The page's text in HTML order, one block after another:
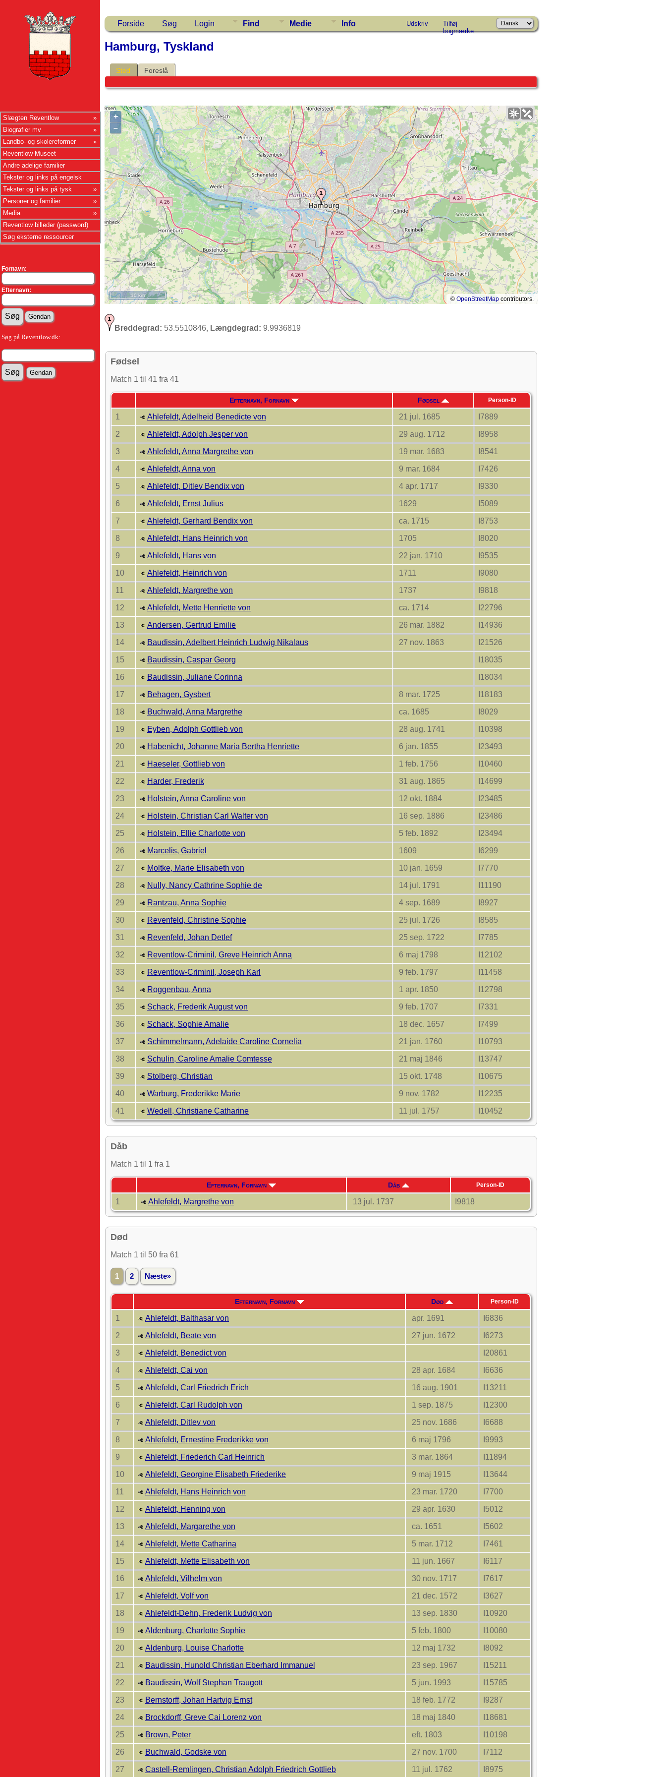
Slægten Reventlow
Biografier mv
Landbo- og skolereformer
Reventlow-Museet
Andre adelige familier
Tekster og links på engelsk
Tekster og links på tysk
Personer og familier
Media
Reventlow billeder (password)
Søg eksterne ressourcer
Fornavn:
Efternavn:
Søg på Reventlow.dk:
Forside Søg Login Find Medie Info Udskriv
Tilføj
bogmærke
Hamburg, Tyskland
Sted Foreslå
+
–
© OpenStreetMapcontributors.
10 km
Breddegrad: 53.5510846, Længdegrad: 9.9936819
Fødsel
Match 1 til 41 fra 41
Efternavn, Fornavn Fødsel Person-ID
1 Ahlefeldt, Adelheid Benedicte von 21 jul. 1685 I7889
2 Ahlefeldt, Adolph Jesper von 29 aug. 1712 I8958
3 Ahlefeldt, Anna Margrethe von 19 mar. 1683 I8541
4 Ahlefeldt, Anna von 9 mar. 1684 I7426
5 Ahlefeldt, Ditlev Bendix von 4 apr. 1717 I9330
6 Ahlefeldt, Ernst Julius 1629 I5089
7 Ahlefeldt, Gerhard Bendix von ca. 1715 I8753
8 Ahlefeldt, Hans Heinrich von 1705 I8020
9 Ahlefeldt, Hans von 22 jan. 1710 I9535
10 Ahlefeldt, Heinrich von 1711 I9080
11 Ahlefeldt, Margrethe von 1737 I9818
12 Ahlefeldt, Mette Henriette von ca. 1714 I22796
13 Andersen, Gertrud Emilie 26 mar. 1882 I14936
14 Baudissin, Adelbert Heinrich Ludwig Nikalaus 27 nov. 1863 I21526
15 Baudissin, Caspar Georg I18035
16 Baudissin, Juliane Corinna I18034
17 Behagen, Gysbert 8 mar. 1725 I18183
18 Buchwald, Anna Margrethe ca. 1685 I8029
19 Eyben, Adolph Gottlieb von 28 aug. 1741 I10398
20 Habenicht, Johanne Maria Bertha Henriette 6 jan. 1855 I23493
21 Haeseler, Gottlieb von 1 feb. 1756 I10460
22 Harder, Frederik 31 aug. 1865 I14699
23 Holstein, Anna Caroline von 12 okt. 1884 I23485
24 Holstein, Christian Carl Walter von 16 sep. 1886 I23486
25 Holstein, Ellie Charlotte von 5 feb. 1892 I23494
26 Marcelis, Gabriel 1609 I6299
27 Moltke, Marie Elisabeth von 10 jan. 1659 I7770
28 Nully, Nancy Cathrine Sophie de 14 jul. 1791 I11190
29 Rantzau, Anna Sophie 4 sep. 1689 I8927
30 Revenfeld, Christine Sophie 25 jul. 1726 I8585
31 Revenfeld, Johan Detlef 25 sep. 1722 I7785
32 Reventlow-Criminil, Greve Heinrich Anna 6 maj 1798 I12102
33 Reventlow-Criminil, Joseph Karl 9 feb. 1797 I11458
34 Roggenbau, Anna 1 apr. 1850 I12798
35 Schack, Frederik August von 9 feb. 1707 I7331
36 Schack, Sophie Amalie 18 dec. 1657 I7499
37 Schimmelmann, Adelaide Caroline Cornelia 21 jan. 1760 I10793
38 Schulin, Caroline Amalie Comtesse 21 maj 1846 I13747
39 Stolberg, Christian 15 okt. 1748 I10675
40 Warburg, Frederikke Marie 9 nov. 1782 I12235
41 Wedell, Christiane Catharine 11 jul. 1757 I10452
Dåb
Match 1 til 1 fra 1
Efternavn, Fornavn Dåb Person-ID
1 Ahlefeldt, Margrethe von 13 jul. 1737 I9818
Død
Match 1 til 50 fra 61
1 2 Næste»
Efternavn, Fornavn Død Person-ID
1 Ahlefeldt, Balthasar von apr. 1691 I6836
2 Ahlefeldt, Beate von 27 jun. 1672 I6273
3 Ahlefeldt, Benedict von I20861
4 Ahlefeldt, Cai von 28 apr. 1684 I6636
5 Ahlefeldt, Carl Friedrich Erich 16 aug. 1901 I13211
6 Ahlefeldt, Carl Rudolph von 1 sep. 1875 I12300
7 Ahlefeldt, Ditlev von 25 nov. 1686 I6688
8 Ahlefeldt, Ernestine Frederikke von 6 maj 1796 I9993
9 Ahlefeldt, Friederich Carl Heinrich 3 mar. 1864 I11894
10 Ahlefeldt, Georgine Elisabeth Friederike 9 maj 1915 I13644
11 Ahlefeldt, Hans Heinrich von 23 mar. 1720 I7700
12 Ahlefeldt, Henning von 29 apr. 1630 I5012
13 Ahlefeldt, Margarethe von ca. 1651 I5602
14 Ahlefeldt, Mette Catharina 5 mar. 1712 I7461
15 Ahlefeldt, Mette Elisabeth von 11 jun. 1667 I6117
16 Ahlefeldt, Vilhelm von 30 nov. 1717 I7617
17 Ahlefeldt, Volf von 21 dec. 1572 I3627
18 Ahlefeldt-Dehn, Frederik Ludvig von 13 sep. 1830 I10920
19 Aldenburg, Charlotte Sophie 5 feb. 1800 I10080
20 Aldenburg, Louise Charlotte 12 maj 1732 I8092
21 Baudissin, Hunold Christian Eberhard Immanuel 23 sep. 1967 I15211
22 Baudissin, Wolf Stephan Traugott 5 jun. 1993 I15785
23 Bernstorff, Johan Hartvig Ernst 18 feb. 1772 I9287
24 Brockdorff, Greve Cai Lorenz von 18 maj 1840 I18681
25 Brown, Peter eft. 1803 I10198
26 Buchwald, Godske von 27 nov. 1700 I7112
27 Castell-Remlingen, Christian Adolph Friedrich Gottlieb 11 jul. 1762 I8975